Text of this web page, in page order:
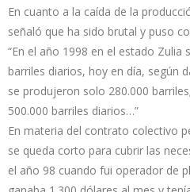
En cuanto a la caída de la
señaló que ha sido brutal y puso
“En el año 1998 en el estado Zulia
barriles diarios, hoy en día, según
se produjeron solo 280.000
500.000 barriles diarios…”
En materia del contrato colectivo
se queda corto para cubrir las
el año 98 cuando fui operador de